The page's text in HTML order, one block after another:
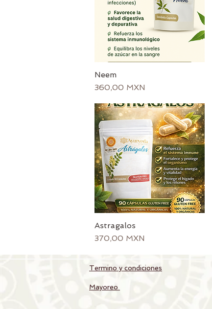
Neem
Precio
360,00 MXN
Vista rápida
Astragalos
Precio
370,00 MXN
Termino y condiciones
Mayoreo